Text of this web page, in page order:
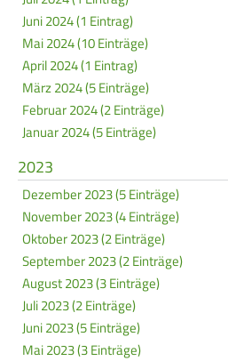
Juni 2024 (1 Eintrag)
Mai 2024 (10 Einträge)
April 2024 (1 Eintrag)
März 2024 (5 Einträge)
Februar 2024 (2 Einträge)
Januar 2024 (5 Einträge)
2023
Dezember 2023 (5 Einträge)
November 2023 (4 Einträge)
Oktober 2023 (2 Einträge)
September 2023 (2 Einträge)
August 2023 (3 Einträge)
Juli 2023 (2 Einträge)
Juni 2023 (5 Einträge)
Mai 2023 (3 Einträge)